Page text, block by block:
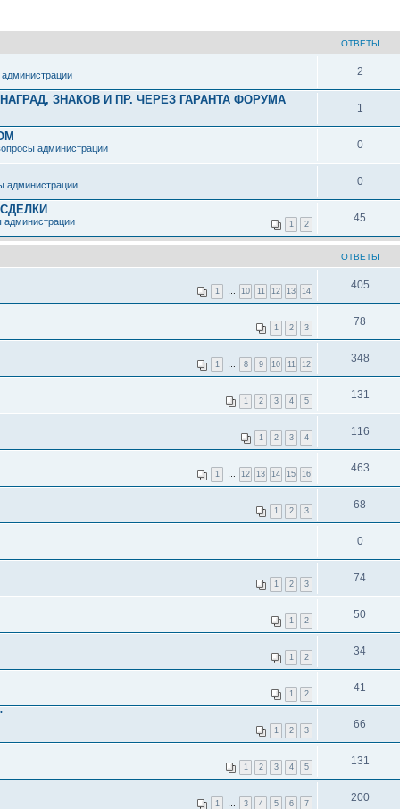
ОТВЕТЫ
2
ЗНАКОВ И ПР. ЧЕРЕЗ ГАРАНТА ФОРУМА
1
администрации 0
администрации 0
1 2
администрации 45
ОТВЕТЫ
1 10 11 12 13 14 405
1 2 3 78
1 8 9 10 11 12 348
1 2 3 4 5 131
1 2 3 4 116
1 12 13 14 15 16 463
1 2 3 68
0
1 2 3 74
1 2 50
1 2 34
1 2 41
1 2 3 66
1 2 3 4 5 131
1 3 4 5 6 7 200